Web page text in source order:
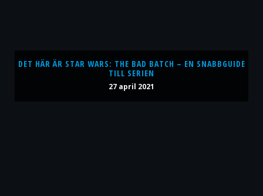
DET HÄR ÄR STAR WARS: THE BAD BATCH – EN SNABBGUIDE
TILL SERIEN
27 april 2021